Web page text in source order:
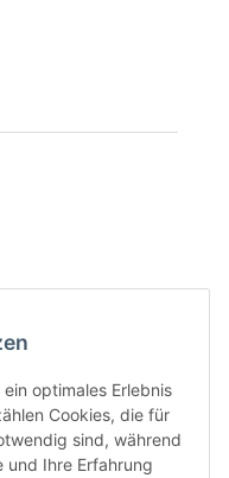
optimales Erlebnis
Cookies, die für
sind, während
und Ihre Erfahrung